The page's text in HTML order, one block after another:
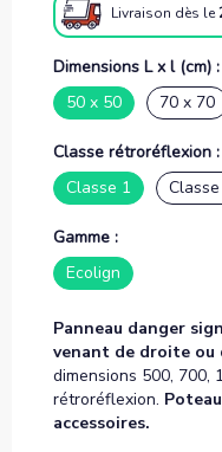
Livraison dès le
Dimensions L x l (cm) :
50 x 50
70 x 70
Classe rétroréflexion :
Classe 1
Gamme :
Ecolign
Panneau danger
venant de droite ou
dimensions 500, 700,
rétroréflexion.
accessoires.